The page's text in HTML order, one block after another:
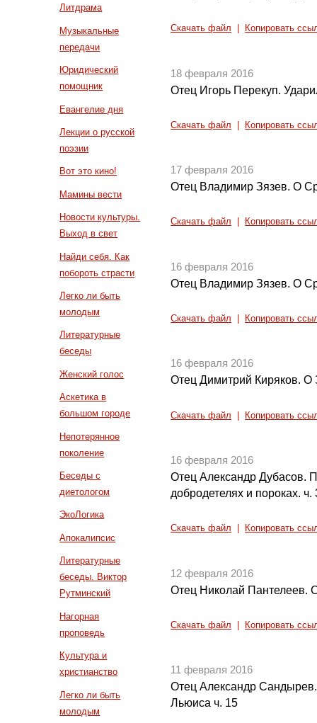
Литдрама
Музыкальные
передачи
Юридический
помощник
Евангелие дня
Лекции о русской
поэзии
Вот это кино!
Мамины вести
Новости культуры.
Выход в свет
Найди себя. Как
побороть страсти
Легко ли быть
молодым
Литературные
беседы
Женский голос
Аскетика в
большом городе
Непотерянное
поколение
Беседы с
диетологом
ЭкоЛогика
Апокалипсис
Литературные
беседы. Виктор
Рутминский
Нагорная
проповедь
Культура и
христианство
Легко ли быть
молодым
Скачать файл Копировать
18 февраля 2016
Отец Игорь Перекуп.
Скачать файл Копировать
17 февраля 2016
Отец Владимир Зязев. О
Скачать файл Копировать
16 февраля 2016
Отец Владимир Зязев. О
Скачать файл Копировать
16 февраля 2016
Отец Димитрий Киряков. О
Скачать файл Копировать
16 февраля 2016
Отец Александр Дубасов.
добродетелях и пороках. ч.
Скачать файл Копировать
12 февраля 2016
Отец Николай Пантелеев.
Скачать файл Копировать
11 февраля 2016
Отец Александр
Льюиса ч. 15